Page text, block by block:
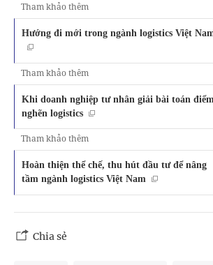
Tham khảo thêm
Hướng đi mới trong ngành logistics Việt
Tham khảo thêm
Khi doanh nghiệp tư nhân giải bài toán điểm
nghẽn logistics
Tham khảo thêm
Hoàn thiện thể chế, thu hút đầu tư để nâng
tầm ngành logistics Việt Nam
Chia sẻ